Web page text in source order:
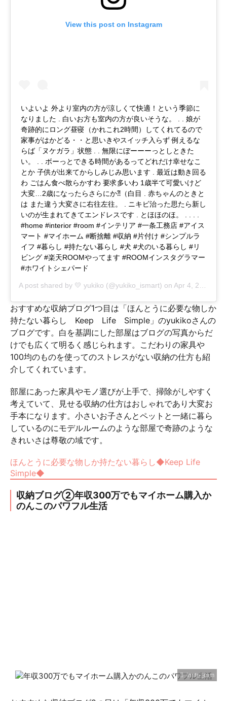
View this post on Instagram
いよいよ 外より室内の方が涼しくて快適！という季節に
なりました . 白いお方も室内の方が良いそうな。 . . 娘が
奇跡的にロング昼寝（かれこれ2時間）してくれてるので
家事がはかどる・・と思いきやスイッチ入らず 例えるな
らば「ヌケガラ」状態 . . 無限にぼーーーっとしときた
い。 . . ボーっとできる時間があるってどれだけ幸せなこ
とか 子供が出来てからしみじみ思います . 最近は動き回る
わ ごはん食べ散らかすわ 要求多いわ 1歳半て可愛いけど
大変…2歳になったらさらにか⁈（白目 . 赤ちゃんのときと
は また違う大変さに右往左往。 . ニキビ治った思たら新し
いのが生まれてきてエンドレスです . とほほのほ。 . . . .
#home #interior #room #インテリア #一条工務店 #アイス
マート #マイホーム #断捨離 #収納 #片付け #シンプルラ
イフ #暮らし #持たない暮らし #犬 #犬のいる暮らし #リ
ビング #楽天ROOMやってます #ROOMインスタグラマー
#ホワイトシェパード
A post shared by 💛 yukiko (@yukiko_ismart) on Apr 4, 2018 at 12:09am PDT
おすすめな収納ブログ1つ目は「ほんとうに必要な物しか
持たない暮らし Keep Life Simple」のyukikoさんの
ブログです。白を基調にした部屋はブログの写真からだ
けでも広くて明るく感じられます。こだわりの家具や
100均のものを使ってのストレスがない収納の仕方も紹
介してくれています。
部屋にあった家具やモノ選びが上手で、掃除がしやすく
考えていて、見せる収納の仕方はおしゃれであり大変お
手本になります。小さいお子さんとペットと一緒に暮ら
しているのにモデルルームのような部屋で奇跡のような
きれいさは尊敬の域です。
ほんとうに必要な物しか持たない暮らし◆Keep Life
Simple◆
収納ブログ②年収300万でもマイホーム購入か
のんこのパワフル生活
Instagram